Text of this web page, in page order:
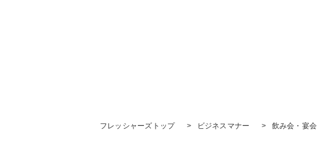
フレッシャーズトップ > ビジネスマナー > 飲み会・宴会